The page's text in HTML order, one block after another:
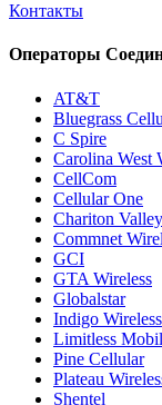
Контакты
Операторы
AT&T
Bluegrass
C Spire
Carolina West
CellCom
Cellular One
Chariton Valley
Commnet
GCI
GTA Wireless
Globalstar
Indigo Wireless
Limitless
Pine Cellular
Plateau
Shentel